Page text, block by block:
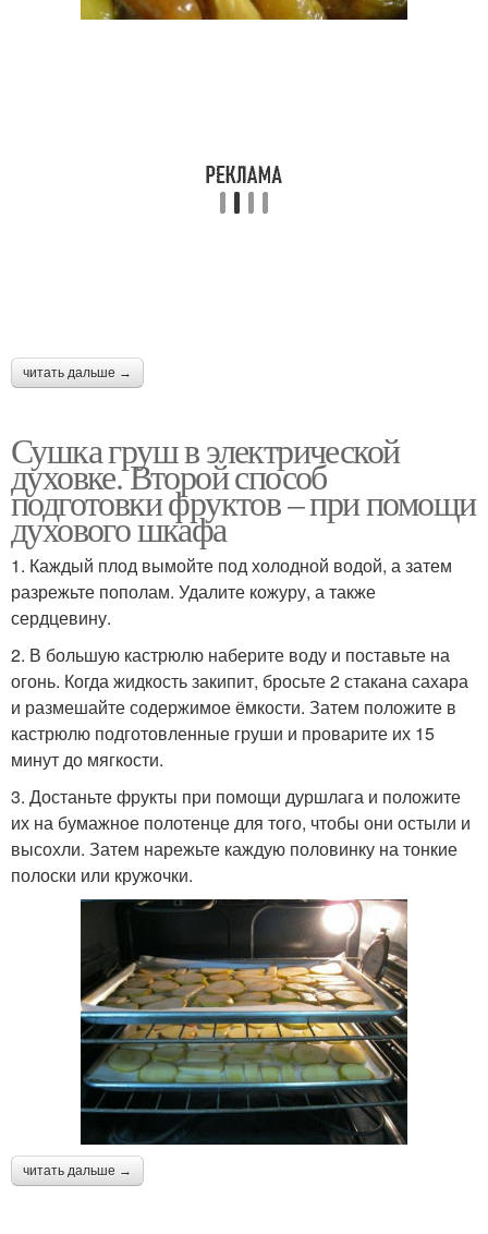
читать дальше →
Сушка груш в электрической
духовке. Второй способ
подготовки фруктов – при помощи
духового шкафа
1. Каждый плод вымойте под холодной водой, а затем
разрежьте пополам. Удалите кожуру, а также
сердцевину.
2. В большую кастрюлю наберите воду и поставьте на
огонь. Когда жидкость закипит, бросьте 2 стакана сахара
и размешайте содержимое ёмкости. Затем положите в
кастрюлю подготовленные груши и проварите их 15
минут до мягкости.
3. Достаньте фрукты при помощи дуршлага и положите
их на бумажное полотенце для того, чтобы они остыли и
высохли. Затем нарежьте каждую половинку на тонкие
полоски или кружочки.
читать дальше →